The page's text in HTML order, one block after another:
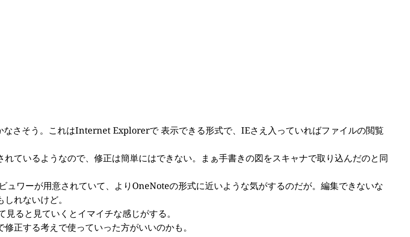
さそう。これはInternet Explorerで 表示できる形式で、IEさえ入っていればファイルの閲覧
ているようなので、修正は簡単にはできない。まぁ手書きの図をスキャナで取り込んだのと同
ワーが用意されていて、よりOneNoteの形式に近いような気がするのだが。編集できないな
れないけど。
ると見ていくとイマイチな感じがする。
正する考えで使っていった方がいいのかも。